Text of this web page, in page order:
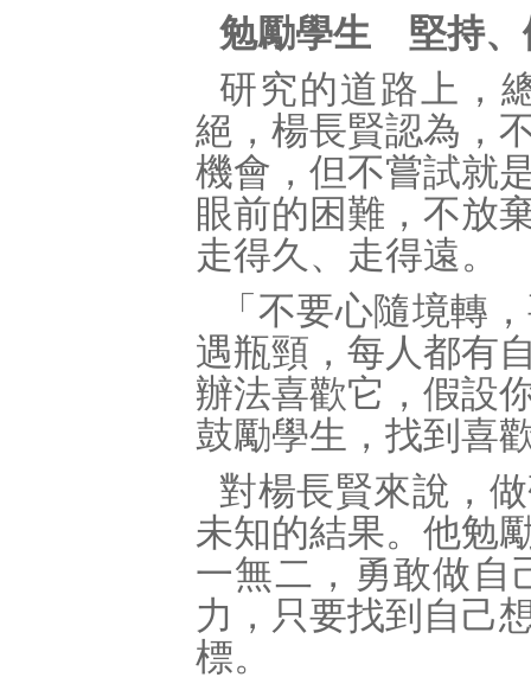
勉勵學生 堅持、
研究的道路上，
絕，楊長賢認為，
機會，但不嘗試就
眼前的困難，不放
走得久、走得遠。
「不要心隨境轉
遇瓶頸，每人都有
辦法喜歡它，假設
鼓勵學生，找到喜
對楊長賢來說，
未知的結果。他勉
一無二，勇敢做自
力，只要找到自己
標。